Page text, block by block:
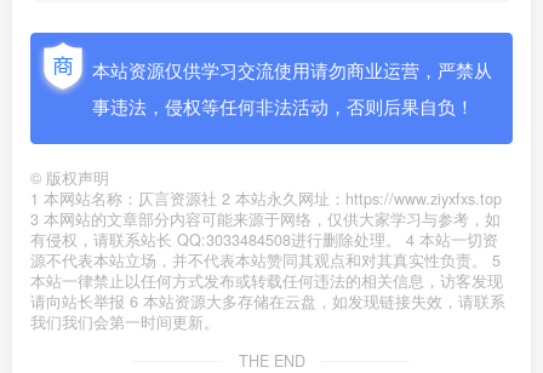
本站资源仅供学习交流使用请勿商业运营，严禁从
事违法，侵权等任何非法活动，否则后果自负！
© 版权声明
1 本网站名称：仄言资源社 2 本站永久网址：https://www.ziyxfxs.top
3 本网站的文章部分内容可能来源于网络，仅供大家学习与参考，如
有侵权，请联系站长 QQ:3033484508进行删除处理。 4 本站一切资
源不代表本站立场，并不代表本站赞同其观点和对其真实性负责。 5
本站一律禁止以任何方式发布或转载任何违法的相关信息，访客发现
请向站长举报 6 本站资源大多存储在云盘，如发现链接失效，请联系
我们我们会第一时间更新。
THE END